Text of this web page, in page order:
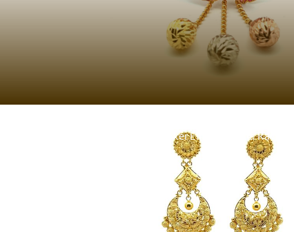
Choker Emas Calcutta Radiance